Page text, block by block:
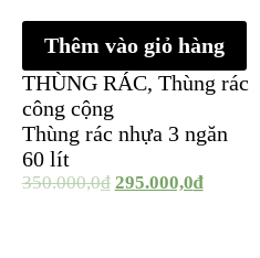
Thêm vào giỏ hàng
THÙNG RÁC, Thùng rác
công cộng
Thùng rác nhựa 3 ngăn
60 lít
350.000,0₫ 295.000,0₫